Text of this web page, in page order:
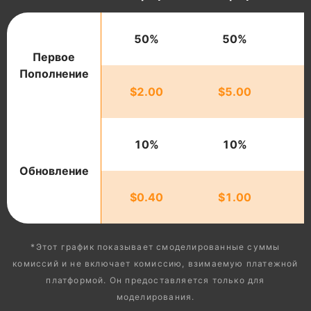
Первое
Пополнение
50% 50%
$2.00 $5.00
Обновление
10% 10%
$0.40 $1.00
*Этот график показывает смоделированные суммы
комиссий и не включает комиссию, взимаемую платежной
платформой. Он предоставляется только для
моделирования.